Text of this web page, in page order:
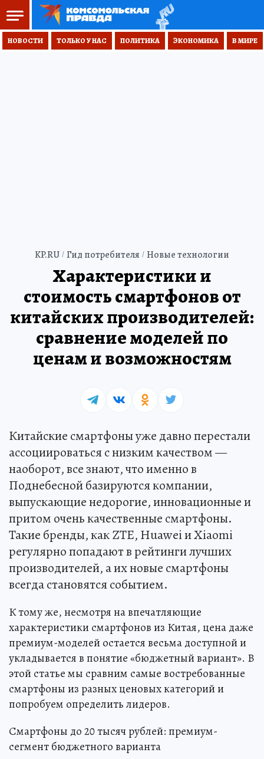
НОВОСТИ ТОЛЬКО У НАС ПОЛИТИКА ЭКОНОМИКА В МИРЕ
KP.RU Гид потребителя Новые технологии
Характеристики и
стоимость смартфонов от
китайских производителей:
сравнение моделей по
ценам и возможностям
Китайские смартфоны уже давно перестали
ассоциироваться с низким качеством —
наоборот, все знают, что именно в
Поднебесной базируются компании,
выпускающие недорогие, инновационные и
притом очень качественные смартфоны.
Такие бренды, как ZTE, Huawei и Xiaomi
регулярно попадают в рейтинги лучших
производителей, а их новые смартфоны
всегда становятся событием.
К тому же, несмотря на впечатляющие
характеристики смартфонов из Китая, цена даже
премиум-моделей остается весьма доступной и
укладывается в понятие «бюджетный вариант». В
этой статье мы сравним самые востребованные
смартфоны из разных ценовых категорий и
попробуем определить лидеров.
Смартфоны до 20 тысяч рублей: премиум-
сегмент бюджетного варианта